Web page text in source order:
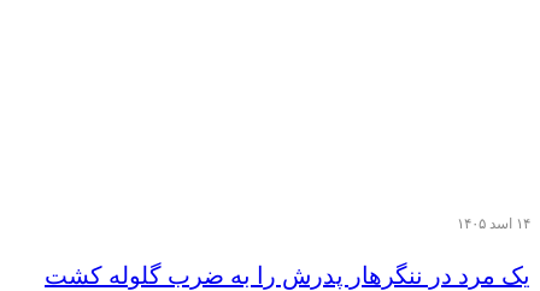
۱۴ اسد ۱۴۰۵
یک مرد در ننگرهار پدرش را به ضرب گلوله کشت